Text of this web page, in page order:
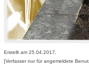
Erstellt am 25.04.2017,
[Verfasser nur für angemeldete